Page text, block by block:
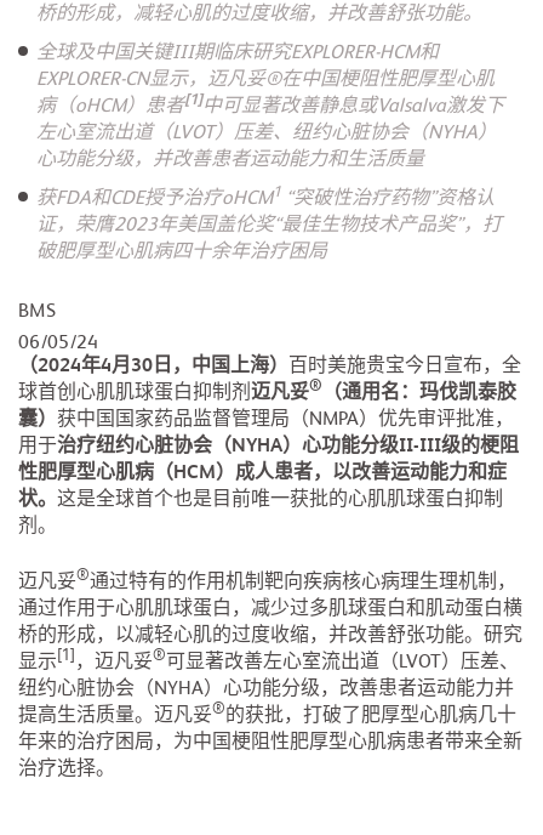
桥的形成，减轻心肌的过度收缩，并改善舒张功能。
全球及中国关键III期临床研究EXPLORER-HCM和
EXPLORER-CN显示，迈凡妥®在中国梗阻性肥厚型心肌
病（oHCM）患者[1]中可显著改善静息或Valsalva激发下
左心室流出道（LVOT）压差、纽约心脏协会（NYHA）
心功能分级，并改善患者运动能力和生活质量
获FDA和CDE授予治疗oHCM1 “突破性治疗药物”资格认
证，荣膺2023年美国盖伦奖“最佳生物技术产品奖”，打
破肥厚型心肌病四十余年治疗困局
BMS
06/05/24
（2024年4月30日，中国上海）
百时美施贵宝今日宣布，全
球首创心肌肌球蛋白抑制剂 迈凡妥®
（通用名：玛伐凯泰胶
囊） 获中国国家药品监督管理局（NMPA）优先审评批准，
用于治疗纽约心脏协会（NYHA）心功能分级II-III级的梗阻
性肥厚型心肌病（HCM）成人患者，以改善运动能力和症
状。 这是全球首个也是目前唯一获批的心肌肌球蛋白抑制
剂。
迈凡妥®通过特有的作用机制靶向疾病核心病理生理机制，
通过作用于心肌肌球蛋白，减少过多肌球蛋白和肌动蛋白横
桥的形成，以减轻心肌的过度收缩，并改善舒张功能。研究
显示 [1] ，迈凡妥® 可显著改善左心室流出道（LVOT）压差、
纽约心脏协会（NYHA）心功能分级，改善患者运动能力并
提高生活质量。迈凡妥® 的获批，打破了肥厚型心肌病几十
年来的治疗困局，为中国梗阻性肥厚型心肌病患者带来全新
治疗选择。